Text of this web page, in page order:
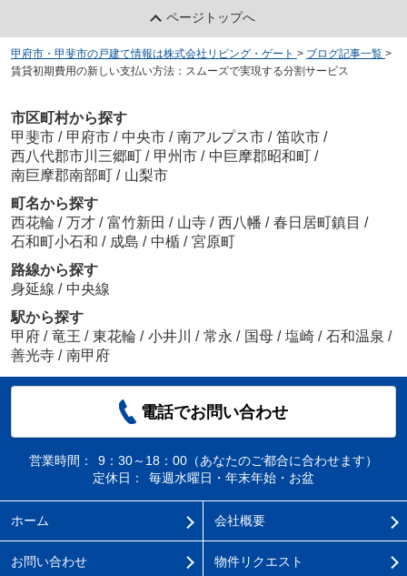
ページトップへ
甲府市・甲斐市の戸建て情報は株式会社リビング・ゲート > ブログ記事一覧 >
賃貸初期費用の新しい支払い方法：スムーズで実現する分割サービス
市区町村から探す
甲斐市 / 甲府市 / 中央市 / 南アルプス市 / 笛吹市 /
西八代郡市川三郷町 / 甲州市 / 中巨摩郡昭和町 /
南巨摩郡南部町 / 山梨市
町名から探す
西花輪 / 万才 / 富竹新田 / 山寺 / 西八幡 / 春日居町鎮目 /
石和町小石和 / 成島 / 中楯 / 宮原町
路線から探す
身延線 / 中央線
駅から探す
甲府 / 竜王 / 東花輪 / 小井川 / 常永 / 国母 / 塩崎 / 石和温泉 /
善光寺 / 南甲府
電話でお問い合わせ
営業時間：
9：30～18：00（あなたのご都合に合わせます）
定休日：
毎週水曜日・年末年始・お盆
ホーム 会社概要
お問い合わせ 物件リクエスト